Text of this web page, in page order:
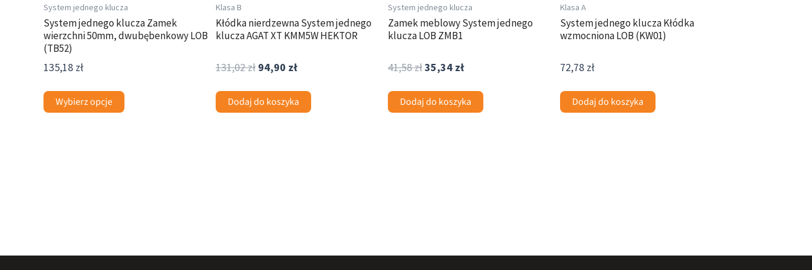
System jednego klucza
System jednego klucza Zamek
wierzchni 50mm, dwubębenkowy LOB
(TB52)
135,18 zł
Wybierz opcje
Klasa B
Kłódka nierdzewna System jednego
klucza AGAT XT KMM5W HEKTOR
131,02zł 94,90 zł
Dodaj do koszyka
System jednego klucza
Zamek meblowy System jednego
klucza LOB ZMB1
41,58zł35,34 zł
Dodaj do koszyka
Klasa A
System jednego klucza Kłódka
wzmocniona LOB (KW01)
72,78 zł
Dodaj do koszyka